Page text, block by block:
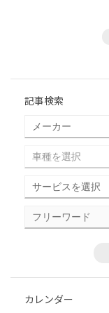
記事検索
カレンダー